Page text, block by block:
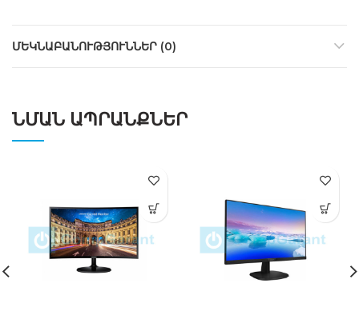
ՄԵԿՆԱԲԱՆՈՒԹՅՈՒՆՆԵՐ (0)
ՆՄԱՆ ԱՊՐԱՆՔՆԵՐ